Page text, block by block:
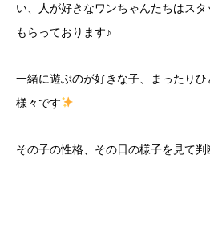
い、人が好きなワンちゃんたちはス
もらっております♪
一緒に遊ぶのが好きな子、まったり
様々です
その子の性格、その日の様子を見て